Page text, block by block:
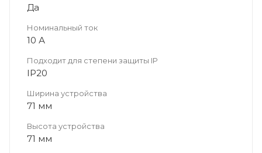
Да
Номинальный ток
10 А
Подходит для степени защиты IP
IP20
Ширина устройства
71 мм
Высота устройства
71 мм